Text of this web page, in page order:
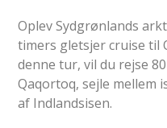
Oplev Sydgrønlands
timers gletsjer cruise til
denne tur, vil du rejse
Qaqortoq, sejle mellem
af Indlandsisen.